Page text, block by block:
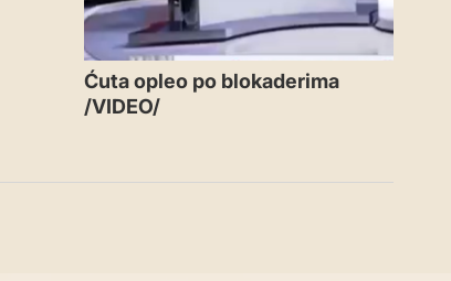
Ćuta opleo po blokaderima
/VIDEO/